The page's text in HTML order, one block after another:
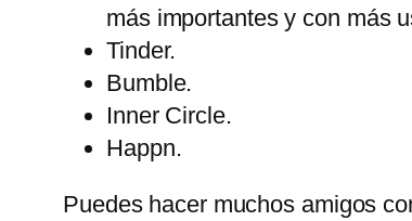
más importantes y con más
Tinder.
Bumble.
Inner Circle.
Happn.
Puedes hacer muchos amigos